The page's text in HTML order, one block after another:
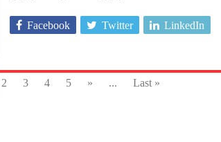
Facebook Twitter LinkedIn
2 3 4 5 » ... Last »